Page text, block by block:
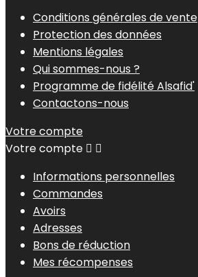
Conditions générales de vente
Protection des données
Mentions légales
Qui sommes-nous ?
Programme de fidélité Alsafid'
Contactons-nous
Votre compte
Votre compte  
Informations personnelles
Commandes
Avoirs
Adresses
Bons de réduction
Mes récompenses